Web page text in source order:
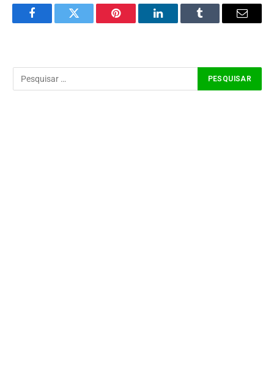
FacebookTwitter Pinterest LinkedInTumblr Email